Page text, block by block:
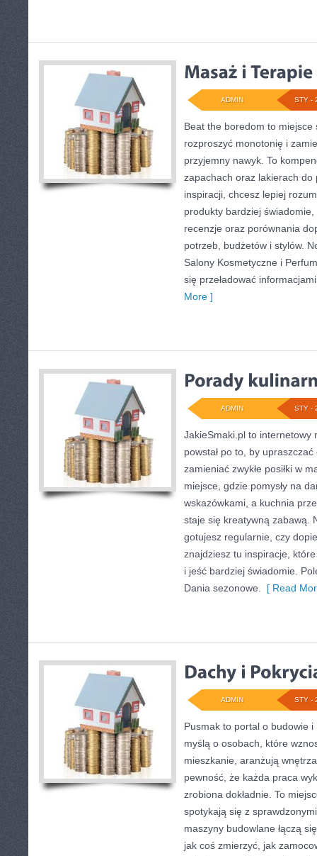
STY -
ADMIN
Beat the boredom to miejsce
rozproszyć monotonię i
przyjemny nawyk. To
zapachach oraz lakierach do
inspiracji, chcesz lepiej
produkty bardziej
recenzje oraz porównania
potrzeb, budżetów i stylów.
Salony Kosmetyczne i
się przeładować
More ]
STY -
ADMIN
JakieSmaki.pl to internetowy
powstał po to, by
zamieniać zwykłe posiłki w
miejsce, gdzie pomysły na
wskazówkami, a kuchnia
staje się kreatywną zabawą.
gotujesz regularnie, czy
znajdziesz tu inspiracje,
i jeść bardziej świadomie.
Dania sezonowe.
[ Read
STY -
ADMIN
Pusmak to portal o budowie i
myślą o osobach, które
mieszkanie, aranżują
pewność, że każda praca
zrobiona dokładnie. To
spotykają się z
maszyny budowlane łączą
jak coś zmierzyć, jak